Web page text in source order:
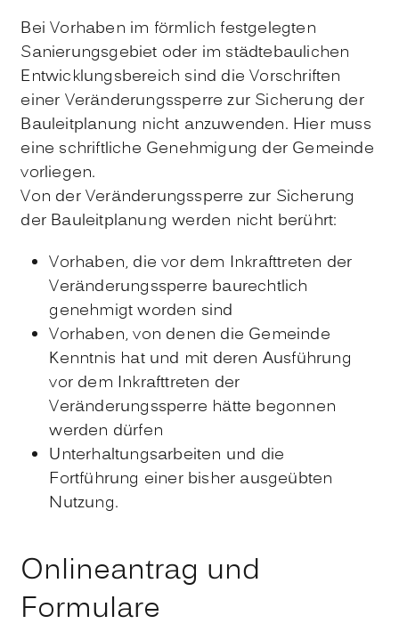
Bei Vorhaben im förmlich festgelegten
Sanierungsgebiet oder im städtebaulichen
Entwicklungsbereich sind die Vorschriften
einer Veränderungssperre zur Sicherung der
Bauleitplanung nicht anzuwenden. Hier muss
eine schriftliche Genehmigung der Gemeinde
vorliegen.
Von der Veränderungssperre zur Sicherung
der Bauleitplanung werden nicht berührt:
Vorhaben, die vor dem Inkrafttreten der
Veränderungssperre baurechtlich
genehmigt worden sind
Vorhaben, von denen die Gemeinde
Kenntnis hat und mit deren Ausführung
vor dem Inkrafttreten der
Veränderungssperre hätte begonnen
werden dürfen
Unterhaltungsarbeiten und die
Fortführung einer bisher ausgeübten
Nutzung.
Onlineantrag und
Formulare